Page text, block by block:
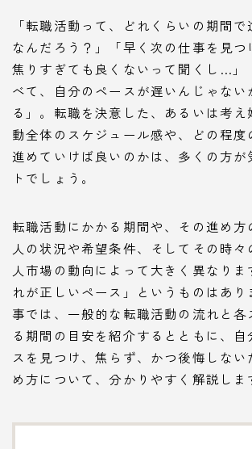
「転職活動って、どれくらいの期間
なんだろう？」「早く次の仕事を見つ
焦りすぎても良くないって聞くし…」
べて、自分のペースが遅いんじゃない
る」。転職を決意した、あるいは考
動全体のスケジュール感や、どの程度
進めていけば良いのかは、多くの方が
トでしょう。
転職活動にかかる期間や、その進め方
人の状況や希望条件、そしてその時
人市場の動向によって大きく異なりま
れが正しいペース」というものはあ
事では、一般的な転職活動の流れと各
る期間の目安を紹介するとともに、自
スを見つけ、焦らず、かつ後悔しない
め方について、分かりやすく解説しま